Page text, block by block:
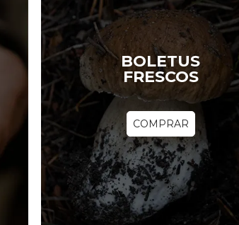
BOLETUS
FRESCOS
COMPRAR